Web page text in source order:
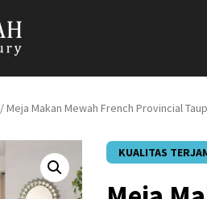
/ Meja Makan Mewah French Provincial
KUALITAS